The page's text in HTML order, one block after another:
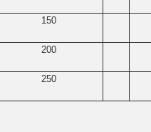
150
200
250